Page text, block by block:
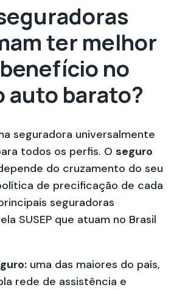
ter melhor
no
auto barato?
seguradora universalmente
todos os perfis. O seguro
do cruzamento do seu
de precificação de cada
seguradoras
SUSEP que atuam no Brasil
uma das maiores do país,
rede de assistência e